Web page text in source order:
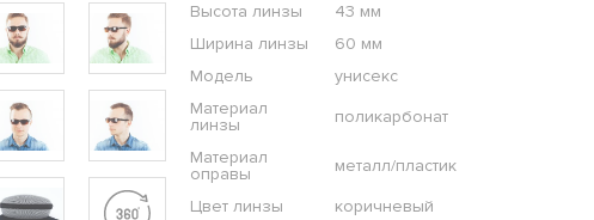
Высота линзы
43 мм
Ширина линзы
60 мм
Модель
унисекс
Материал
линзы
поликарбонат
Материал
оправы
металл/пластик
Цвет линзы
коричневый